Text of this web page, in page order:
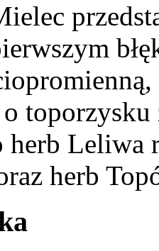
herb Leliwa
herb